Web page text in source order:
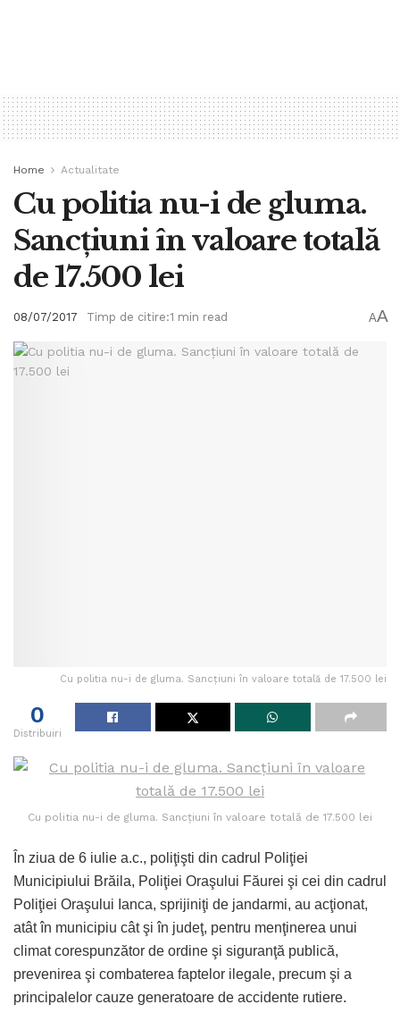
Home Actualitate
Cu politia nu-i de gluma.
Sancţiuni în valoare totală
de 17.500 lei
08/07/2017 Timp de citire:1 min read AA
Cu politia nu-i de gluma. Sancţiuni în valoare totală de 17.500 lei
0
Distribuiri
Cu politia nu-i de gluma. Sancţiuni în valoare totală de 17.500 lei
În ziua de 6 iulie a.c., poliţişti din cadrul Poliţiei
Municipiului Brăila, Poliţiei Oraşului Făurei şi cei din cadrul
Poliţiei Oraşului Ianca, sprijiniţi de jandarmi, au acţionat,
atât în municipiu cât şi în judeţ, pentru menţinerea unui
climat corespunzător de ordine şi siguranţă publică,
prevenirea şi combaterea faptelor ilegale, precum şi a
principalelor cauze generatoare de accidente rutiere.